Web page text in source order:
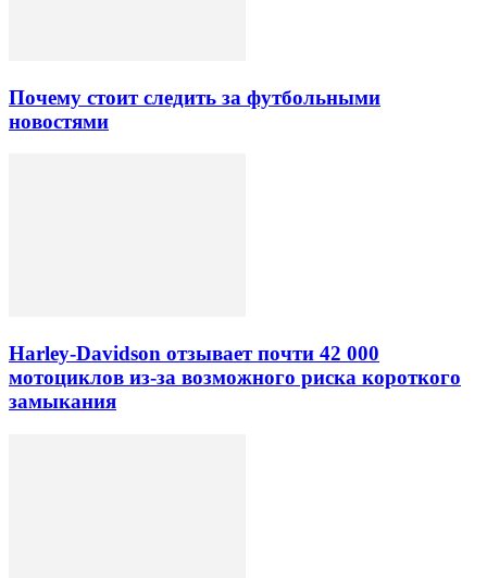
Почему стоит следить за футбольными
новостями
Harley-Davidson отзывает почти 42 000
мотоциклов из-за возможного риска короткого
замыкания